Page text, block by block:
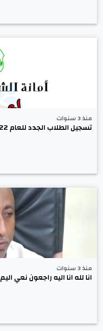
منذ 3 سنوات
تسجيل الطلاب الجدد للعام 2022-2023
منذ 3 سنوات
انا لله انا اليه راجعون نعي اليم